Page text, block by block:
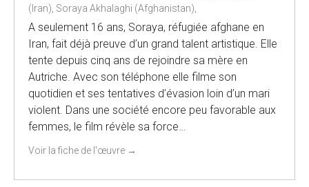
(Iran), Soraya Akhalaghi (Afghanistan),
A seulement 16 ans, Soraya, réfugiée afghane en
Iran, fait déjà preuve d’un grand talent artistique. Elle
tente depuis cinq ans de rejoindre sa mère en
Autriche. Avec son téléphone elle filme son
quotidien et ses tentatives d’évasion loin d’un mari
violent. Dans une société encore peu favorable aux
femmes, le film révèle sa force…
Voir la fiche de l'œuvre →